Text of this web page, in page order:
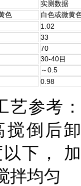
实测数据
色
白色或微黄
1.02
33
70
30-40目
～0.5
0.98
参考：
搅倒后卸
下， 加
拌均匀